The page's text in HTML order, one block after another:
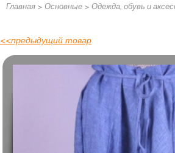
Главная > Основные > Одежда, обувь и
<<предыдущий товар